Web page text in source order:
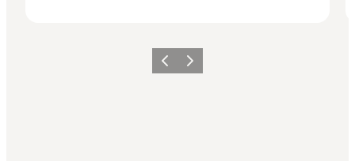
Vorherige Folie
Nächste Folie